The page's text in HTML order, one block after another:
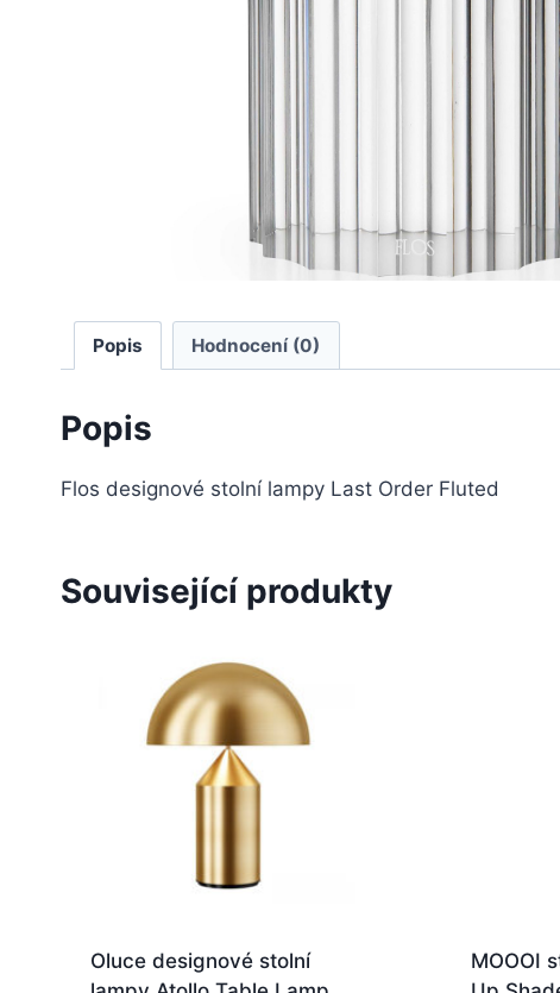
Popis Hodnocení (0)
Popis
Flos designové stolní lampy Last Order Fluted
Související produkty
Oluce designové stolní
MOOOI